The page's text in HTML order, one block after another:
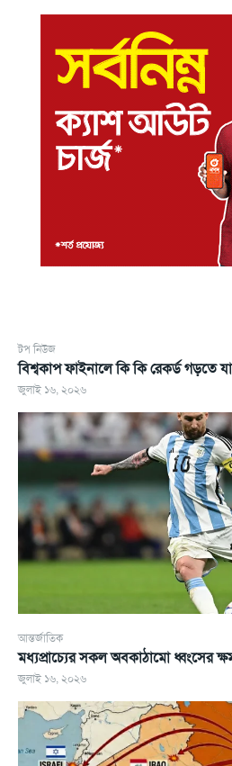
টপ নিউজ
বিশ্বকাপ ফাইনালে কি কি রেকর্ড গড়তে
জুলাই ১৬, ২০২৬
আন্তর্জাতিক
মধ্যপ্রাচ্যের সকল অবকাঠামো ধ্বংসের
জুলাই ১৬, ২০২৬